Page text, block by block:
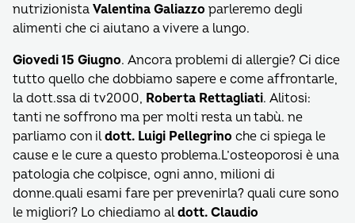
nutrizionista Valentina Galiazzo parleremo degli
alimenti che ci aiutano a vivere a lungo.
Giovedi 15 Giugno. Ancora problemi di allergie? Ci dice
tutto quello che dobbiamo sapere e come affrontarle,
la dott.ssa di tv2000, Roberta Rettagliati. Alitosi:
tanti ne soffrono ma per molti resta un tabù. ne
parliamo con ildott. Luigi Pellegrino che ci spiega le
cause e le cure a questo problema.L’osteoporosi è una
patologia che colpisce, ogni anno, milioni di
donne.quali esami fare per prevenirla? quali cure sono
le migliori? Lo chiediamo aldott. Claudio